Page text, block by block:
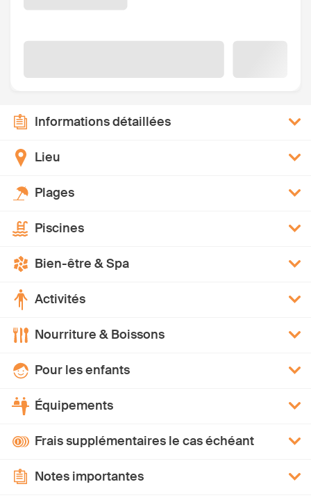
Informations détaillées
Lieu
Plages
Piscines
Bien-être & Spa
Activités
Nourriture & Boissons
Pour les enfants
Équipements
Frais supplémentaires le cas échéant
Notes importantes